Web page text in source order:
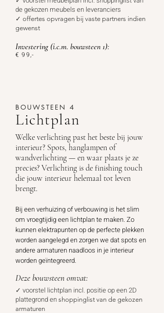
de gekozen meubels en leveranciers
✓ offertes opvragen bij vaste partners indien
gewenst
Investering (i.c.m. bouwsteen 1):
€ 99,-
BOUWSTEEN 4
Lichtplan
Welke verlichting past het beste bij jouw
interieur? Spots, hanglampen of
wandverlichting — en waar plaats je ze
precies? Verlichting is de finishing touch
die jouw interieur helemaal tot leven
brengt.
Bij een verhuizing of verbouwing is het slim
om vroegtijdig een lichtplan te maken. Zo
kunnen elektrapunten op de perfecte plekken
worden aangelegd en zorgen we dat spots en
andere armaturen naadloos in je interieur
worden geïntegreerd.
Deze bouwsteen omvat:
✓ voorstel lichtplan incl. positie op een 2D
plattegrond en shoppinglist van de gekozen
armaturen